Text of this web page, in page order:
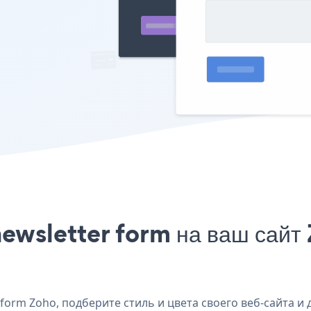
form на ваш сайт
Zoho, подберите стиль и цвета своего веб-сайта